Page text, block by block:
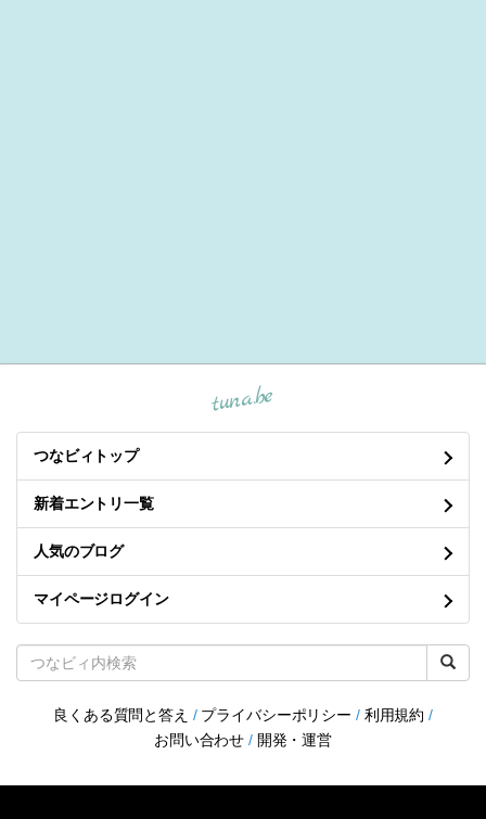
tuna.be
つなビィトップ
新着エントリ一覧
人気のブログ
マイページログイン
良くある質問と答え / プライバシーポリシー / 利用規約 /
お問い合わせ / 開発・運営